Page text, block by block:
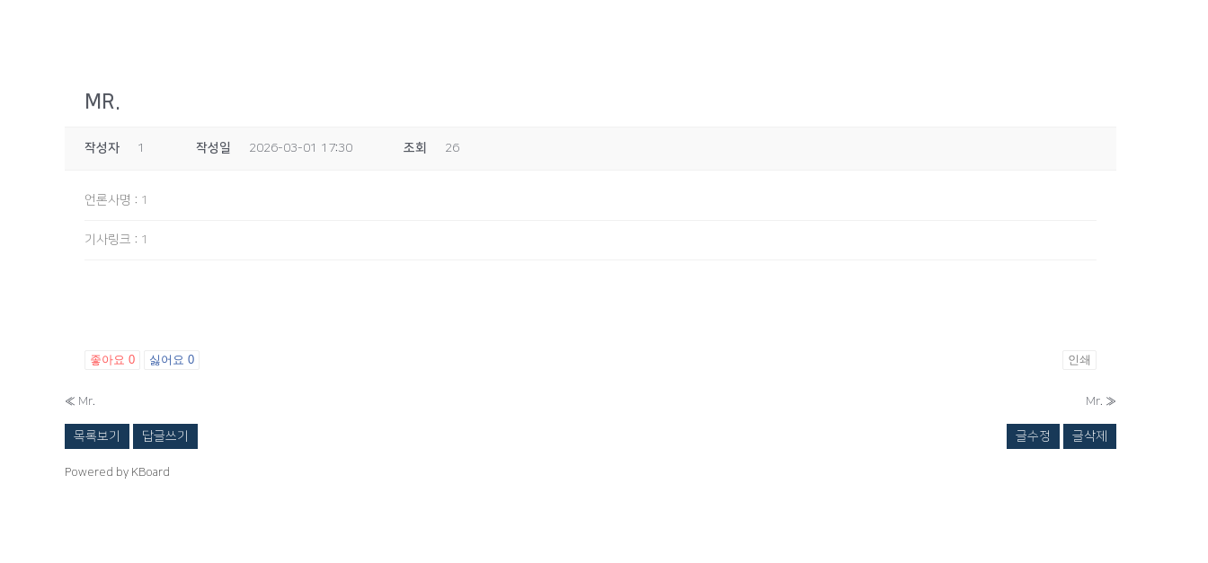
MR.
작성자 1 작성일 2026-03-01 17:30 조회 26
언론사명 : 1
기사링크 : 1
좋아요 0 싫어요 0 인쇄
« Mr. Mr. »
목록보기 답글쓰기 글수정 글삭제
Powered by KBoard